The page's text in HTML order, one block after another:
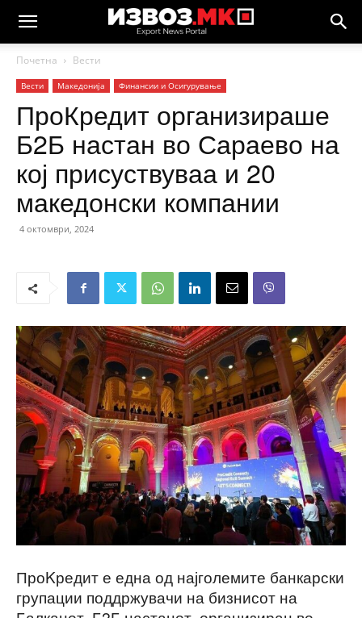
Почетна Вести
Вести Македонија Финансии и Осигурување
ПроКредит организираше
Б2Б настан во Сараево на
кој присуствуваа и 20
македонски компании
4 октомври, 2024
ПроKредит е една од најголемите банкарски
групации поддржувачи на бизнисот на